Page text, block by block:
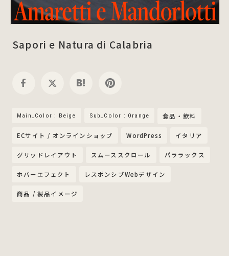
Sapori e Natura di Calabria
Main_Color : Beige Sub_Color : Orange 食品・飲料
ECサイト / オンラインショップ WordPress イタリア
グリッドレイアウト スムーススクロール パララックス
ホバーエフェクト レスポンシブWebデザイン
商品 / 製品イメージ